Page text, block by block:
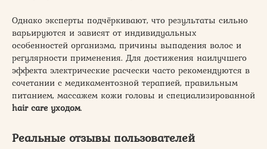
Однако эксперты подчёркивают, что результаты сильно
варьируются и зависят от индивидуальных
особенностей организма, причины выпадения волос и
регулярности применения. Для достижения наилучшего
эффекта электрические расчески часто рекомендуются в
сочетании с медикаментозной терапией, правильным
питанием, массажем кожи головы и специализированной
hair care уходом.
Реальные отзывы пользователей